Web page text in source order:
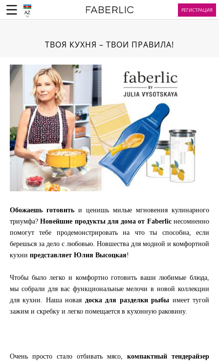
AZ РЕГИСТРАЦИЯ
ТВОЯ КУХНЯ – ТВОИ ПРАВИЛА!
Обожаешь готовить и ценишь милые мгновения кулинарного
триумфа?Новейшие продукты для дома от Faberlicнесомненно
помогут тебе продемонстрировать на что ты способна, если
берешься за дело с любовью. Новшества для модной и комфортной
кухни представляет Юлия Высоцкая!
Чтобы было легко и комфортно готовить ваши любимые блюда,
мы собрали для вас функциональные мелочи в новой коллекции
для кухни. Наша новая доска для разделки рыбы имеет тугой
зажим и скребку и легко помещается в кухонную раковину.
Очень просто стало отбивать мясо, компактный тендерайзер